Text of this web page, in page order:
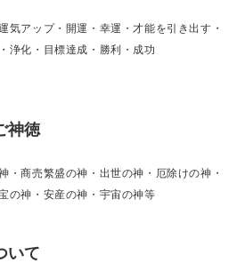
気アップ・開運・幸運・才能を引き出す・
浄化・目標達成・勝利・成功
神徳
・商売繁盛の神・出世の神・厄除けの神・
の神・安産の神・宇宙の神等
いて